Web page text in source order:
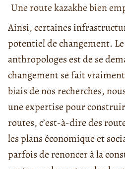
Une route kazakhe bien
Ainsi, certaines
potentiel de changement.
anthropologes est de se
changement se fait
biais de nos recherches,
une expertise pour
routes, c’est-à-dire des
les plans économique et
parfois de renoncer à la